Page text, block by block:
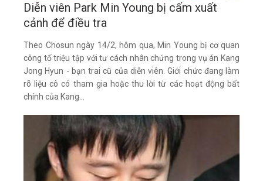
Diễn viên Park Min Young bị cấm xuất
cảnh để điều tra
Theo Chosun ngày 14/2, hôm qua, Min Young bị cơ quan
công tố triệu tập với tư cách nhân chứng trong vụ án Kang
Jong Hyun - bạn trai cũ của diễn viên. Giới chức đang làm
rõ liệu cô có tham gia hoặc thu lời từ các hoạt động bất
chính của Kang...